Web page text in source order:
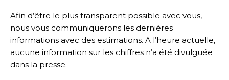
Afin d’être le plus transparent possible avec vous,
nous vous communiquerons les dernières
informations avec des estimations. A l’heure actuelle,
aucune information sur les chiffres n’a été divulguée
dans la presse.